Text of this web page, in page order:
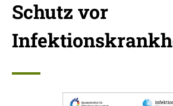
Schutz vor